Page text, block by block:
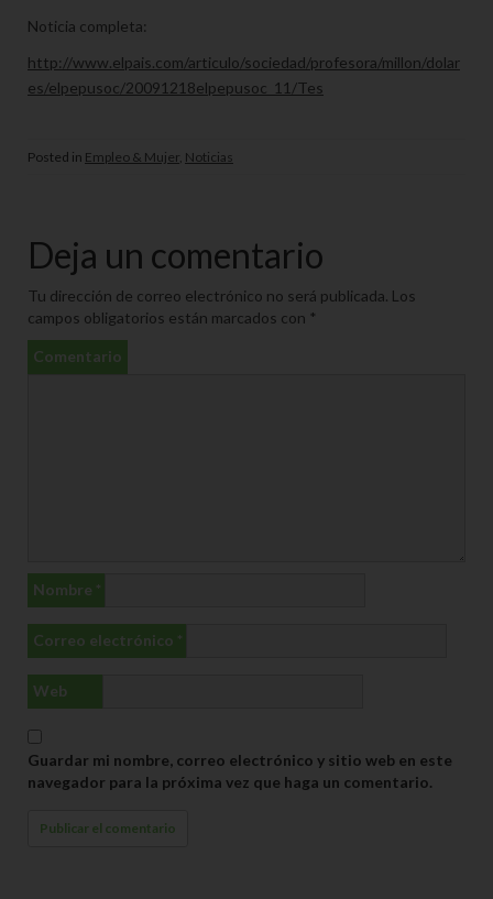
Noticia completa:
http://www.elpais.com/articulo/sociedad/profesora/millon/dolar
es/elpepusoc/20091218elpepusoc_11/Tes
Posted in Empleo & Mujer, Noticias
Deja un comentario
Tu dirección de correo electrónico no será publicada. Los
campos obligatorios están marcados con *
Comentario
Nombre *
Correo electrónico *
Web
Guardar mi nombre, correo electrónico y sitio web en este
navegador para la próxima vez que haga un comentario.